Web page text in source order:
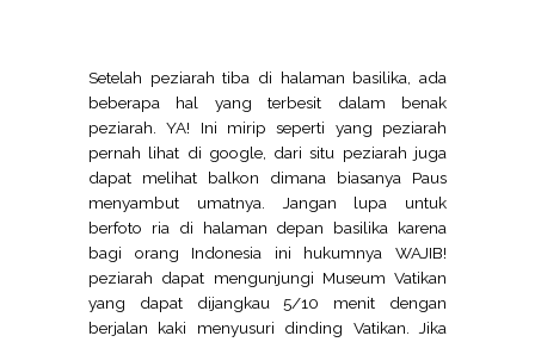
Setelah peziarah tiba di halaman basilika, ada
beberapa hal yang terbesit dalam benak
peziarah. YA! Ini mirip seperti yang peziarah
pernah lihat di google, dari situ peziarah juga
dapat melihat balkon dimana biasanya Paus
menyambut umatnya. Jangan lupa untuk
berfoto ria di halaman depan basilika karena
bagi orang Indonesia ini hukumnya WAJIB!
peziarah dapat mengunjungi Museum Vatikan
yang dapat dijangkau 5/10 menit dengan
berjalan kaki menyusuri dinding Vatikan. Jika